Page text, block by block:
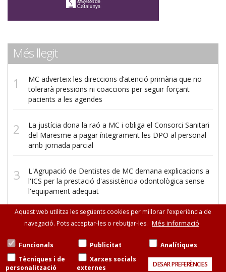
Més llegit
MC adverteix les direccions d’atenció primària que no
tolerarà pressions ni coaccions per seguir forçant
pacients a les agendes
La justícia dona la raó a MC i obliga el Consorci Sanitari
del Maresme a pagar íntegrament les DPO al personal
amb jornada parcial
L'Agrupació de Dentistes de MC demana explicacions a
l'ICS per la prestació d'assistència odontològica sense
l'equipament adequat
Aquest web utilitza les següents cookies per millorar l’experiència de
navegació. Pots acceptar-les o rebutjar-les. Més informació
Funcionals Publicitat
Analítiques
Tècniques i de
personalització
Xarxes socials
externes
DESAR PREFERÈNCIES